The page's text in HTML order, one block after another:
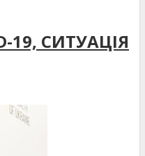
19, СИТУАЦІЯ